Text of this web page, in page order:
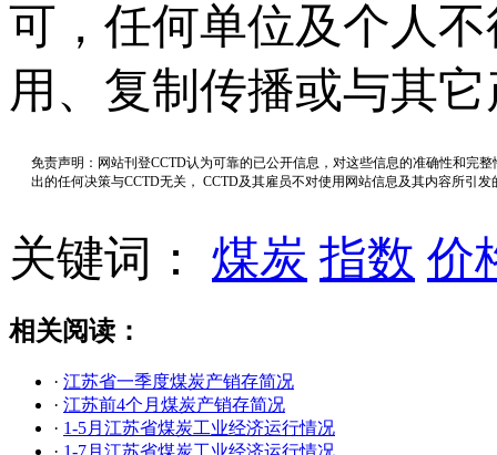
可，任何单位及个人
用、复制传播或与其
免责声明：网站刊登CCTD认为可靠的已公开信息，对这些信息的准确性和完
出的任何决策与CCTD无关， CCTD及其雇员不对使用网站信息及其内容所引
关键词： 煤炭 指数 价
相关阅读：
· 江苏省一季度煤炭产销存简况
· 江苏前4个月煤炭产销存简况
· 1-5月江苏省煤炭工业经济运行情况
· 1-7月江苏省煤炭工业经济运行情况